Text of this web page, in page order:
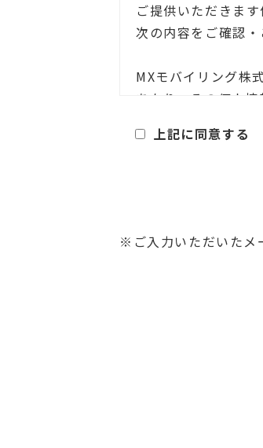
ご提供いただきます
次の内容をご確認
MXモバイリング株
あたり、その個人
■利用目的
お客様よりご提供
・関連する新商品
当社は、原則とし
めお客様ご本人に
上記に同意する
※ご入力いただいたメ